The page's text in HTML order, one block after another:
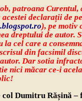
patroana Curentul,
declarații de
), pe motiv
dreptului de autor.
la cel care a
din facsimil
Dar sotia
nici măcar ce-i
Dumitru Rășină –